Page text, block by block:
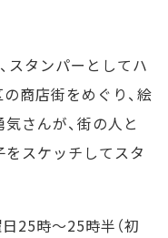
スタンパーとしてハ
商店街をめぐり、絵
さんが、街の人と
スケッチしてスタ
25時～25時半（初